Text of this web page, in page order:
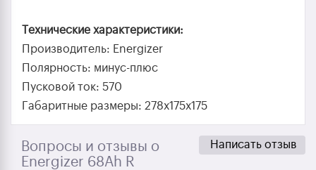
Технические характеристики:
Производитель: Energizer
Полярность: минус-плюс
Пусковой ток: 570
Габаритные размеры: 278x175x175
Написать отзыв
Вопросы и отзывы о
Energizer 68Ah R